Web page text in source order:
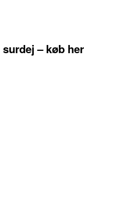
– køb her